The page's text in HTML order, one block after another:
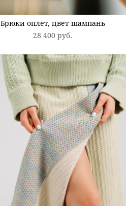
Брюки оплет, цвет шампань
28 400 pуб.